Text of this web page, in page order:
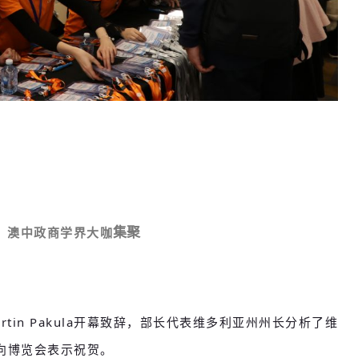
澳中政商学界大咖集聚
Pakula开幕致辞，部长代表维多利亚州州长分析了维
博览会表示祝贺。